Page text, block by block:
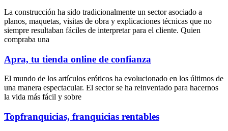
La construcción ha sido tradicionalmente un sector asociado a
planos, maquetas, visitas de obra y explicaciones técnicas que no
siempre resultaban fáciles de interpretar para el cliente. Quien
compraba una
Apra, tu tienda online de confianza
El mundo de los artículos eróticos ha evolucionado en los últimos de
una manera espectacular. El sector se ha reinventado para hacernos
la vida más fácil y sobre
Topfranquicias, franquicias rentables